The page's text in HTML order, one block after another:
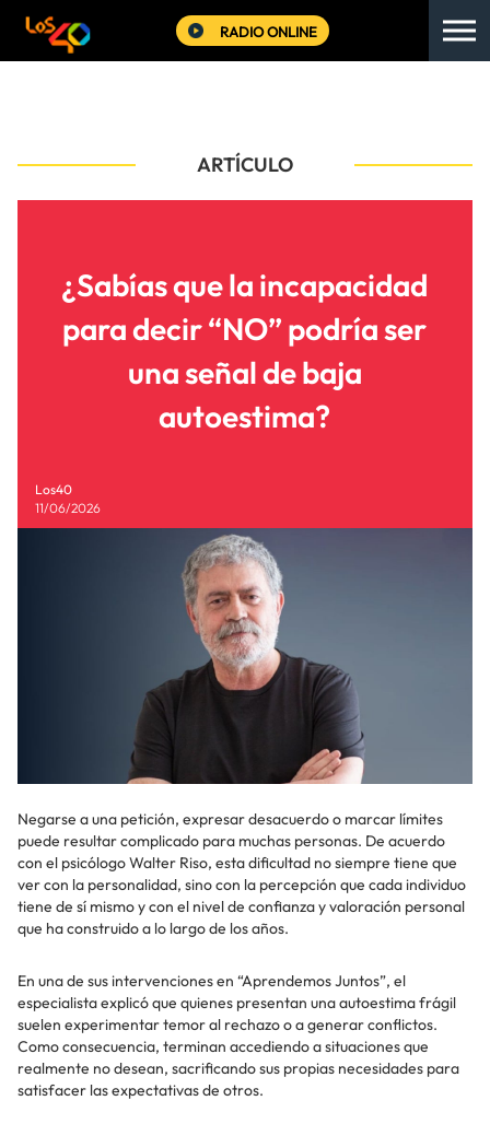
RADIO ONLINE
ARTÍCULO
¿Sabías que la incapacidad
para decir “NO” podría ser
una señal de baja
autoestima?
Los40
11/06/2026
Negarse a una petición, expresar desacuerdo o marcar límites
puede resultar complicado para muchas personas. De acuerdo
con el psicólogo Walter Riso, esta dificultad no siempre tiene que
ver con la personalidad, sino con la percepción que cada individuo
tiene de sí mismo y con el nivel de confianza y valoración personal
que ha construido a lo largo de los años.
En una de sus intervenciones en “Aprendemos Juntos”, el
especialista explicó que quienes presentan una autoestima frágil
suelen experimentar temor al rechazo o a generar conflictos.
Como consecuencia, terminan accediendo a situaciones que
realmente no desean, sacrificando sus propias necesidades para
satisfacer las expectativas de otros.